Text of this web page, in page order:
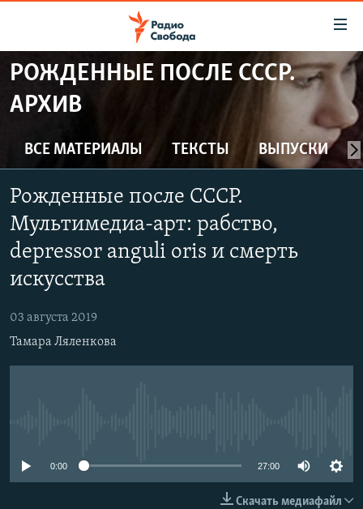
упрощенного
доступа
Вернутся
главной
навигации
Вернутся
поиску
ПРОГРАММЫ
ПОДКАСТЫ
АВТОРСКИЕ ПРОЕКТЫ
ЦИТАТЫ СВОБОДЫ
МНЕНИЯ
КУЛЬТУРА
IDEL.РЕАЛИИ
КАВКАЗ.РЕАЛИИ
СЕВЕР.РЕАЛИИ
СИБИРЬ.РЕАЛИИ
РОЖДЕННЫЕ ПОСЛЕ СССР.
АРХИВ
ВСЕ МАТЕРИАЛЫ ТЕКСТЫ ВЫПУСКИ
Рожденные после СССР.
Мультимедиа-арт: рабство,
depressor anguli oris и смерть
искусства
03 августа 2019
Тамара Ляленкова
0:00 27:00
Скачать медиафайл